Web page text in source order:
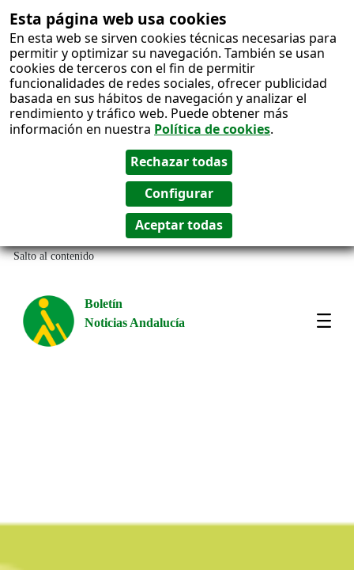
Esta página web usa cookies
En esta web se sirven cookies técnicas necesarias para
permitir y optimizar su navegación. También se usan
cookies de terceros con el fin de permitir
funcionalidades de redes sociales, ofrecer publicidad
basada en sus hábitos de navegación y analizar el
rendimiento y tráfico web. Puede obtener más
información en nuestra Política de cookies.
Salto al contenido
Boletín
Noticias Andalucía